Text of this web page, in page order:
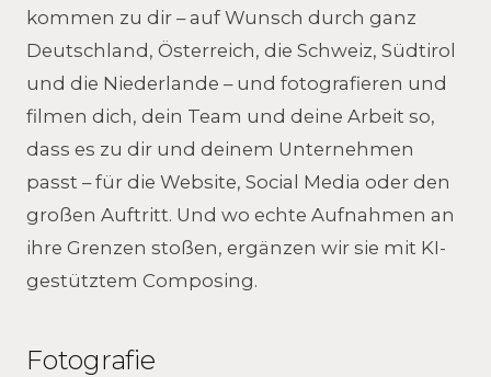
kommen zu dir – auf Wunsch durch ganz
Deutschland, Österreich, die Schweiz, Südtirol
und die Niederlande – und fotografieren und
filmen dich, dein Team und deine Arbeit so,
dass es zu dir und deinem Unternehmen
passt – für die Website, Social Media oder den
großen Auftritt. Und wo echte Aufnahmen an
ihre Grenzen stoßen, ergänzen wir sie mit KI-
gestütztem Composing.
Fotografie